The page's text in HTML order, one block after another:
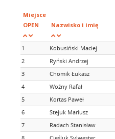
Miejsce
OPEN
Nazwisko i imię
1 Kobusiński Maciej
2
Ryński Andrzej
3
Chomik Łukasz
4
Woźny Rafał
5
Kortas Paweł
6
Stejuk Mariusz
7
Radach Stanisław